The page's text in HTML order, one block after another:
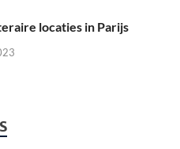
locaties in Parijs